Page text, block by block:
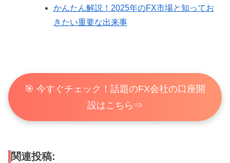
かんたん解説！2025年のFX市場と知ってお
きたい重要な出来事
🎯 今すぐチェック！話題のFX会社の口座開
設はこちら⇒
関連投稿: